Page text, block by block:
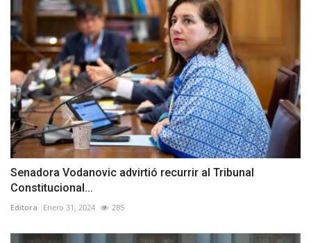
Senadora Vodanovic advirtió recurrir al Tribunal
Constitucional...
Editora Enero 31, 2024 285